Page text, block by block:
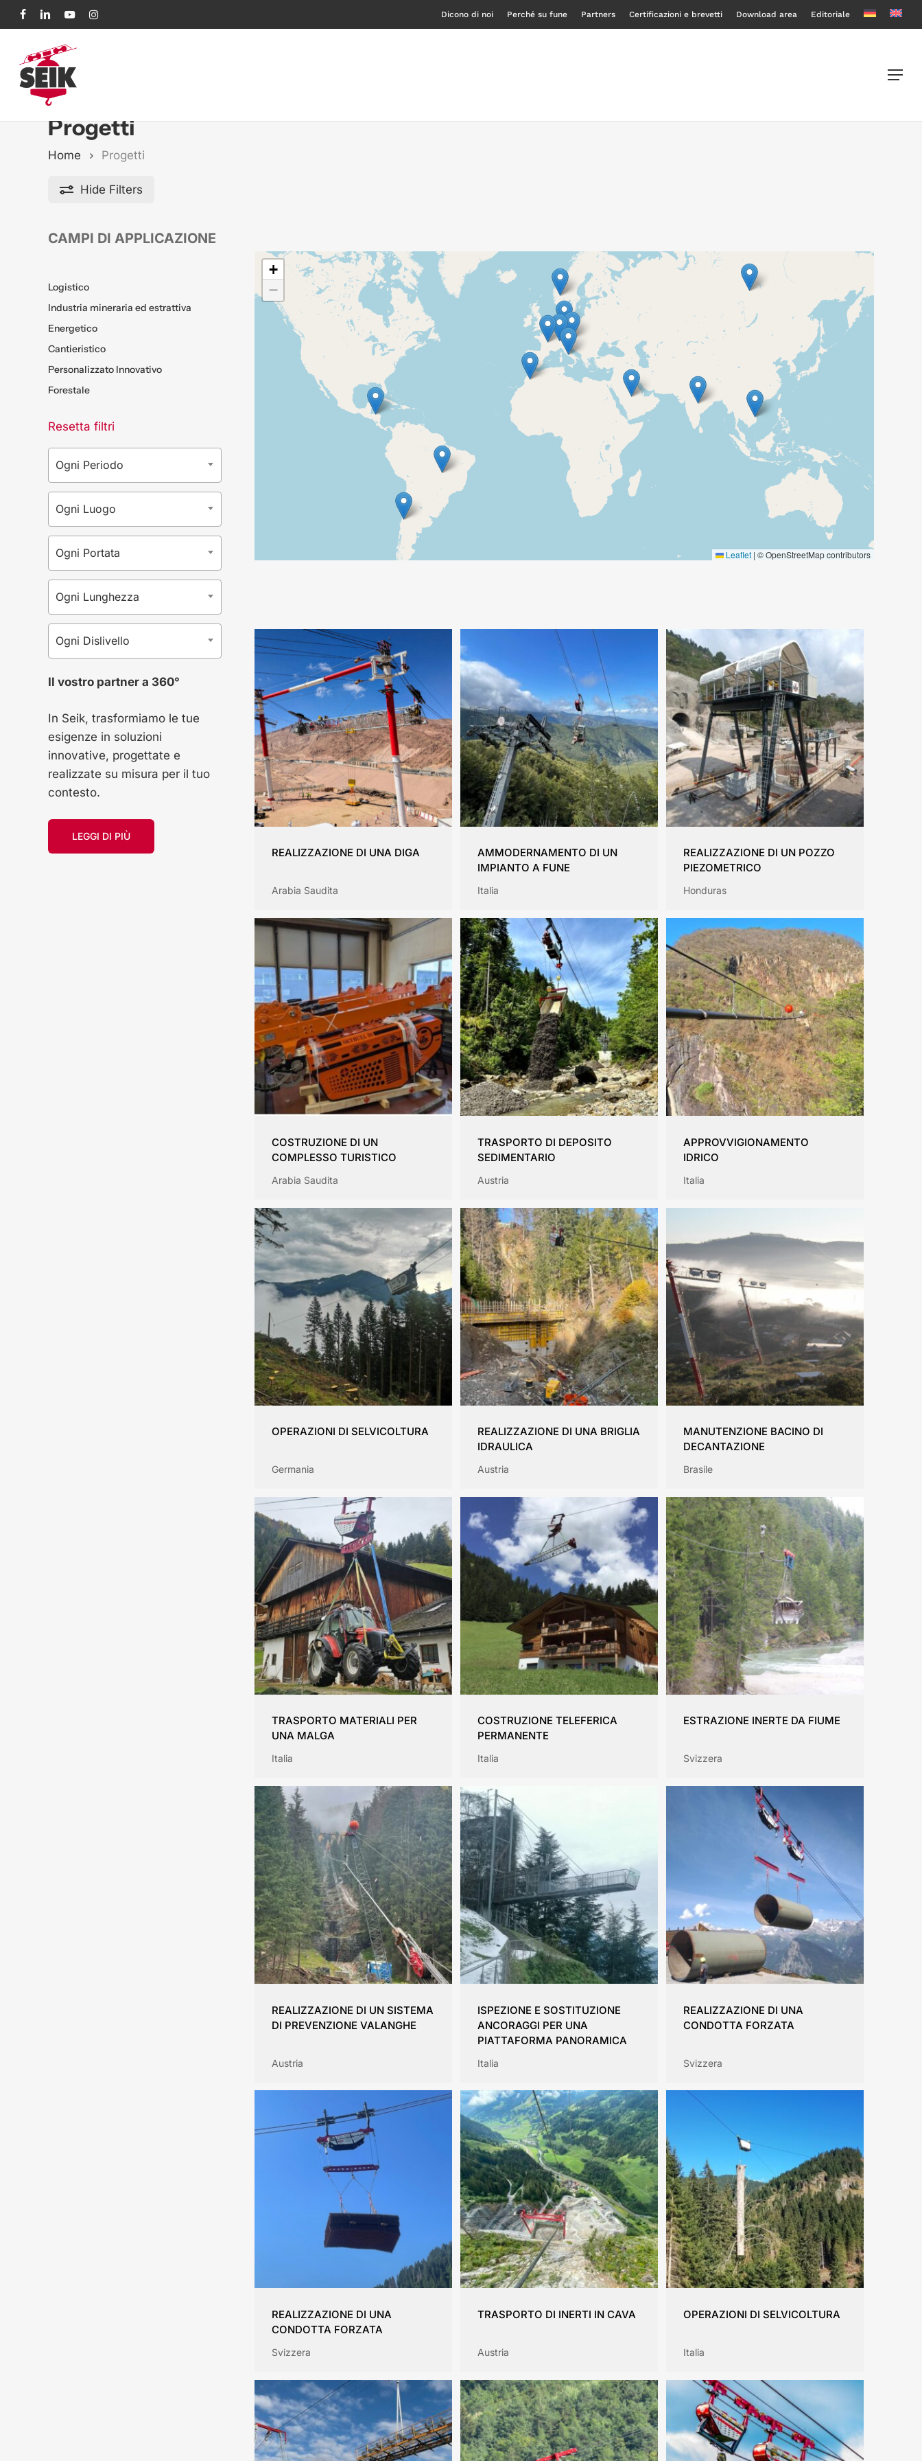
Skip
to
content
Dicono di noi Perché su fune Partners Certificazioni e brevetti Download area Editoriale
Menu
Progetti
Home Progetti
Hide Filters
CAMPI DI APPLICAZIONE
Logistico
Industria mineraria ed estrattiva
Energetico
Cantieristico
Personalizzato Innovativo
Forestale
Resetta filtri
Ogni Periodo
Ogni Luogo
Ogni Portata
Ogni Lunghezza
Ogni Dislivello
Il vostro partner a 360°
In Seik, trasformiamo le tue
esigenze in soluzioni
innovative, progettate e
realizzate su misura per il tuo
contesto.
LEGGI DI PIÙ
+
−
Leaflet | © OpenStreetMap contributors
REALIZZAZIONE DI UNA DIGA
Arabia Saudita
AMMODERNAMENTO DI UN
IMPIANTO A FUNE
Italia
REALIZZAZIONE DI UN POZZO
PIEZOMETRICO
Honduras
COSTRUZIONE DI UN
COMPLESSO TURISTICO
Arabia Saudita
TRASPORTO DI DEPOSITO
SEDIMENTARIO
Austria
APPROVVIGIONAMENTO
IDRICO
Italia
OPERAZIONI DI SELVICOLTURA
Germania
REALIZZAZIONE DI UNA BRIGLIA
IDRAULICA
Austria
MANUTENZIONE BACINO DI
DECANTAZIONE
Brasile
TRASPORTO MATERIALI PER
UNA MALGA
Italia
COSTRUZIONE TELEFERICA
PERMANENTE
Italia
ESTRAZIONE INERTE DA FIUME
Svizzera
REALIZZAZIONE DI UN SISTEMA
DI PREVENZIONE VALANGHE
Austria
ISPEZIONE E SOSTITUZIONE
ANCORAGGI PER UNA
PIATTAFORMA PANORAMICA
Italia
REALIZZAZIONE DI UNA
CONDOTTA FORZATA
Svizzera
REALIZZAZIONE DI UNA
CONDOTTA FORZATA
Svizzera
TRASPORTO DI INERTI IN CAVA
Austria
OPERAZIONI DI SELVICOLTURA
Italia